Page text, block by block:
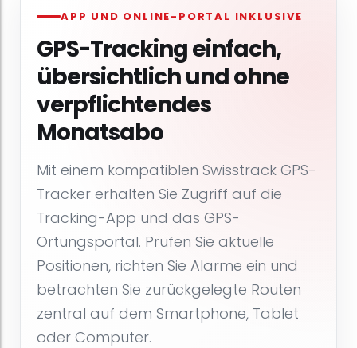
APP UND ONLINE-PORTAL INKLUSIVE
GPS-Tracking einfach,
übersichtlich und ohne
verpflichtendes
Monatsabo
Mit einem kompatiblen Swisstrack GPS-
Tracker erhalten Sie Zugriff auf die
Tracking-App und das GPS-
Ortungsportal. Prüfen Sie aktuelle
Positionen, richten Sie Alarme ein und
betrachten Sie zurückgelegte Routen
zentral auf dem Smartphone, Tablet
oder Computer.